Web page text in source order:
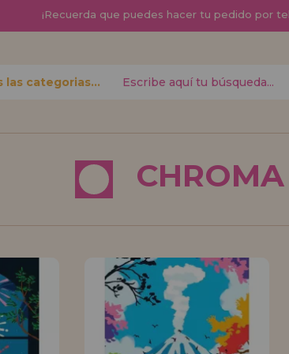
¡Recuerda que puedes hacer tu pedido por
tus
estado
Quiero
¿Eres
de
Todas las categorias
CHROMA